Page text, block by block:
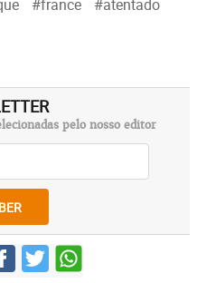
#france
#atentado
pelo nosso editor